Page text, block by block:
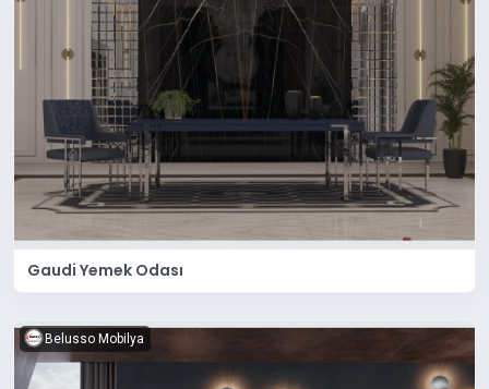
Gaudi Yemek Odası
Belusso Mobilya